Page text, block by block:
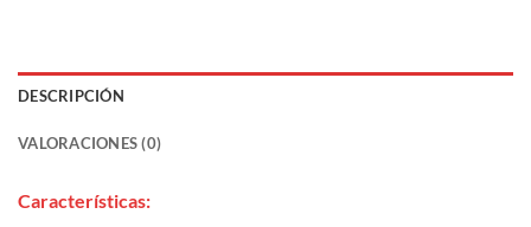
DESCRIPCIÓN
VALORACIONES (0)
Características: